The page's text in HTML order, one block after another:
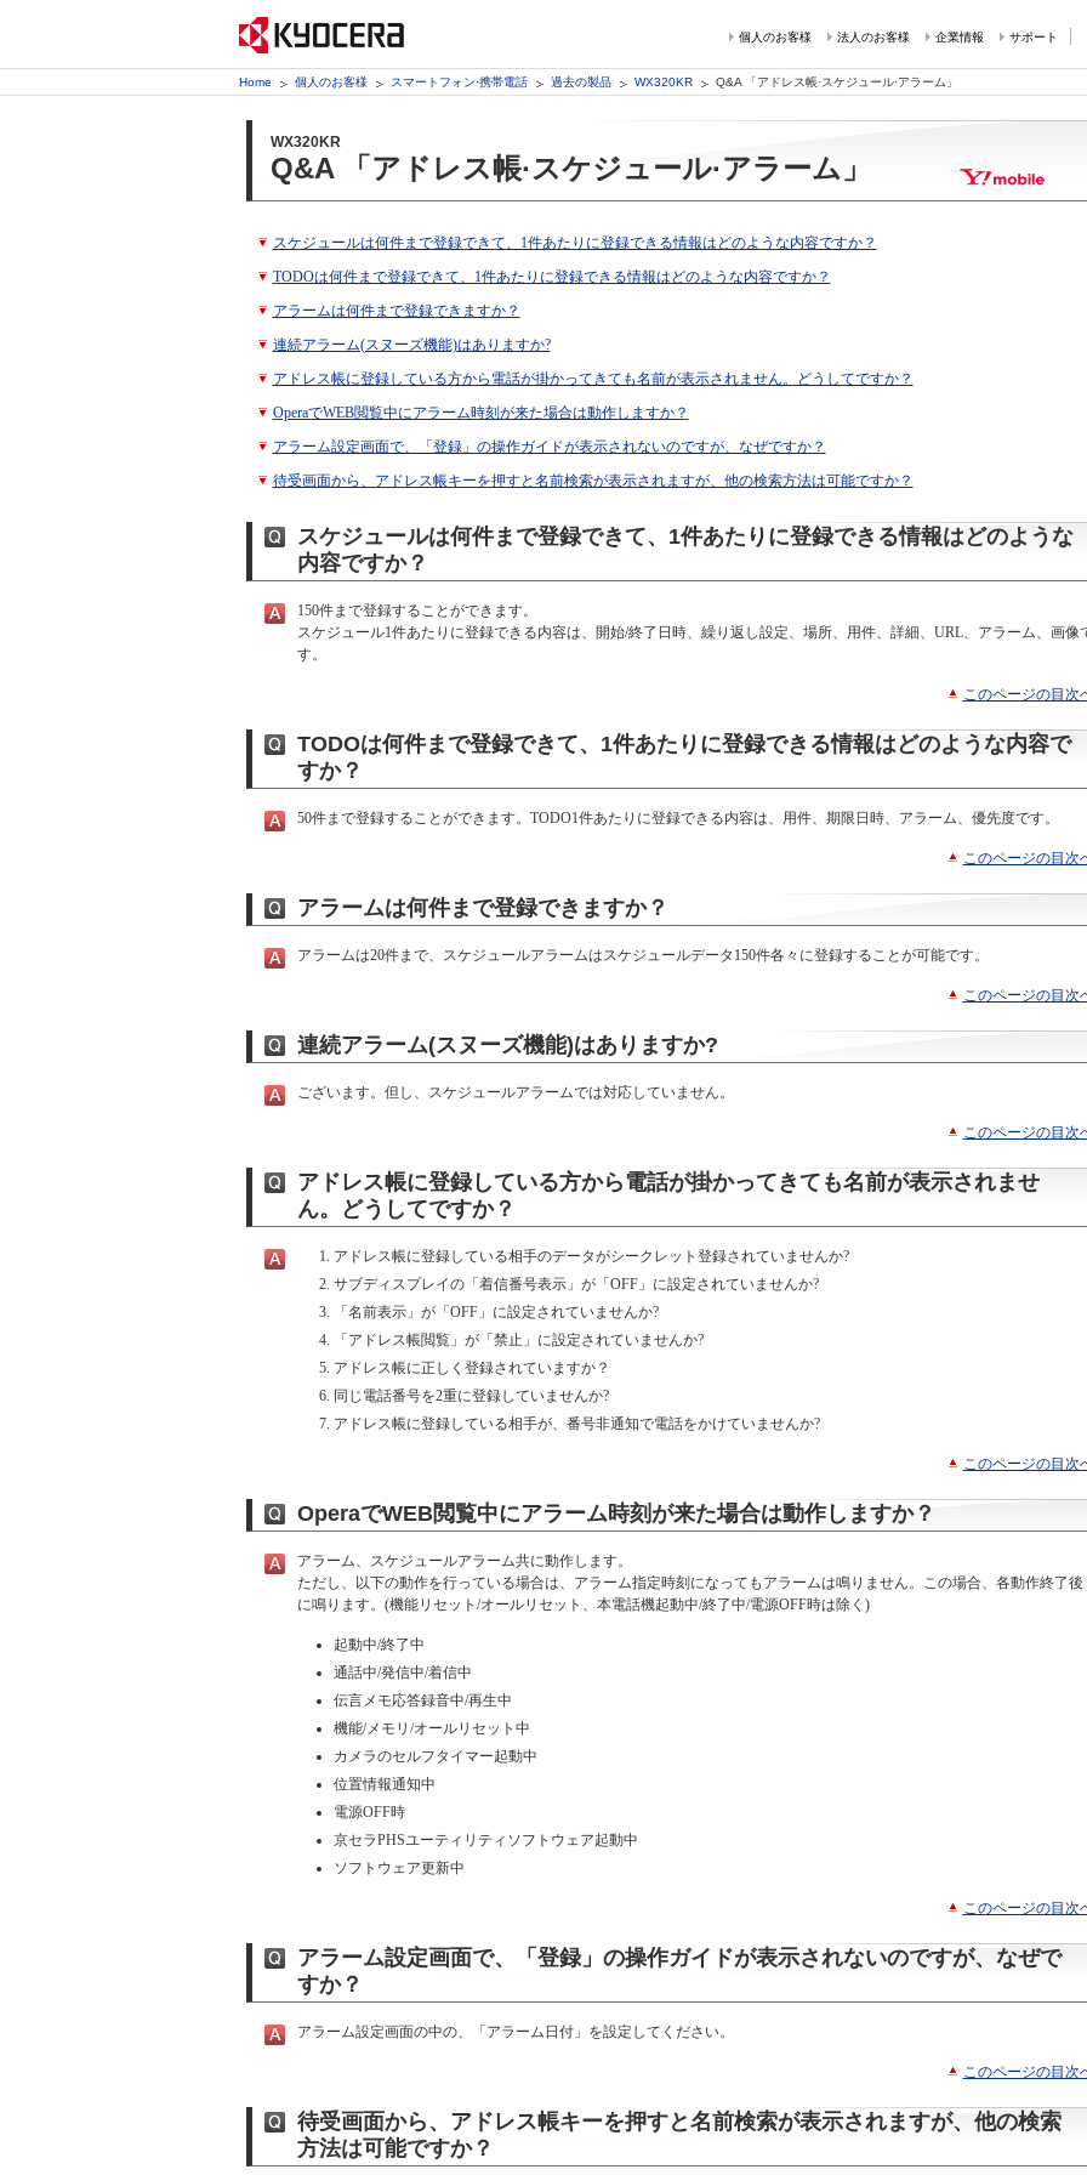
個人のお客様 法人のお客様 企業情報 サポート
Home 個人のお客様 スマートフォン·携帯電話 過去の製品 WX320KR Q&A 「アドレス帳·スケジュール·アラーム」
WX320KR
Q&A 「アドレス帳·スケジュール·アラーム」
スケジュールは何件まで登録できて、1件あたりに登録できる情報はどのような内容ですか？
TODOは何件まで登録できて、1件あたりに登録できる情報はどのような内容ですか？
アラームは何件まで登録できますか？
連続アラーム(スヌーズ機能)はありますか?
アドレス帳に登録している方から電話が掛かってきても名前が表示されません。どうしてですか？
OperaでWEB閲覧中にアラーム時刻が来た場合は動作しますか？
アラーム設定画面で、「登録」の操作ガイドが表示されないのですが、なぜですか？
待受画面から、アドレス帳キーを押すと名前検索が表示されますが、他の検索方法は可能ですか？
スケジュールは何件まで登録できて、1件あたりに登録できる情報はどのような
内容ですか？
150件まで登録することができます。
スケジュール1件あたりに登録できる内容は、開始/終了日時、繰り返し設定、場所、用件、詳細、URL、アラーム、画像
す。
このページの目次
TODOは何件まで登録できて、1件あたりに登録できる情報はどのような内容で
すか？
50件まで登録することができます。TODO1件あたりに登録できる内容は、用件、期限日時、アラーム、優先度です。
このページの目次
アラームは何件まで登録できますか？
アラームは20件まで、スケジュールアラームはスケジュールデータ150件各々に登録することが可能です。
このページの目次
連続アラーム(スヌーズ機能)はありますか?
ございます。但し、スケジュールアラームでは対応していません。
このページの目次
アドレス帳に登録している方から電話が掛かってきても名前が表示されませ
ん。どうしてですか？
アドレス帳に登録している相手のデータがシークレット登録されていませんか?
サブディスプレイの「着信番号表示」が「OFF」に設定されていませんか?
「名前表示」が「OFF」に設定されていませんか?
「アドレス帳閲覧」が「禁止」に設定されていませんか?
アドレス帳に正しく登録されていますか？
同じ電話番号を2重に登録していませんか?
アドレス帳に登録している相手が、番号非通知で電話をかけていませんか?
このページの目次
OperaでWEB閲覧中にアラーム時刻が来た場合は動作しますか？
アラーム、スケジュールアラーム共に動作します。
ただし、以下の動作を行っている場合は、アラーム指定時刻になってもアラームは鳴りません。この場合、各動作終了後
に鳴ります。(機能リセット/オールリセット、本電話機起動中/終了中/電源OFF時は除く)
起動中/終了中
通話中/発信中/着信中
伝言メモ応答録音中/再生中
機能/メモリ/オールリセット中
カメラのセルフタイマー起動中
位置情報通知中
電源OFF時
京セラPHSユーティリティソフトウェア起動中
ソフトウェア更新中
このページの目次
アラーム設定画面で、「登録」の操作ガイドが表示されないのですが、なぜで
すか？
アラーム設定画面の中の、「アラーム日付」を設定してください。
このページの目次
待受画面から、アドレス帳キーを押すと名前検索が表示されますが、他の検索
方法は可能ですか？